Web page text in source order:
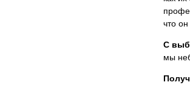
что
С
мы